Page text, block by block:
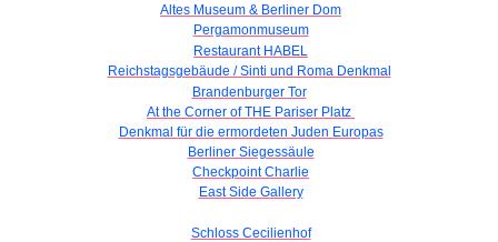
Altes Museum & Berliner Dom
Pergamonmuseum
Restaurant HABEL
Reichstagsgebäude / Sinti und Roma Denkmal
Brandenburger Tor
At the Corner of THE Pariser Platz
Denkmal für die ermordeten Juden Europas
Berliner Siegessäule
Checkpoint Charlie
East Side Gallery
Schloss Cecilienhof